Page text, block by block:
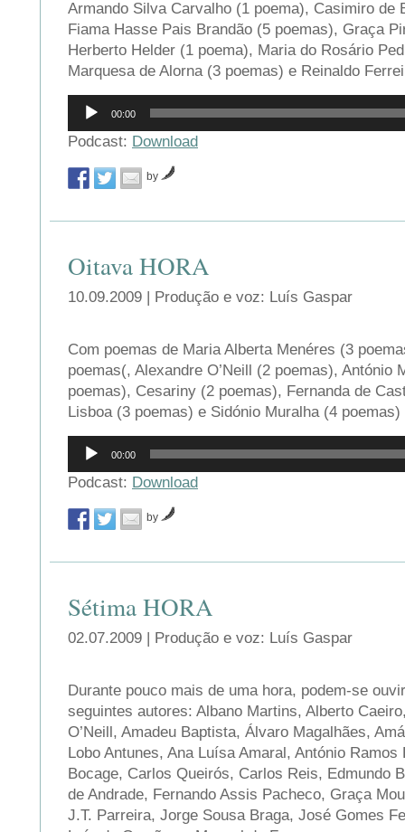
Armando Silva Carvalho (1 poema), Casimiro de
Fiama Hasse Pais Brandão (5 poemas), Graça
Herberto Helder (1 poema), Maria do Rosário
Marquesa de Alorna (3 poemas) e Reinaldo
Reprodutor
áudio
00:00
Podcast: Download
by
Oitava HORA
10.09.2009 | Produção e voz: Luís Gaspar
Com poemas de Maria Alberta Menéres (3
poemas(, Alexandre O’Neill (2 poemas), António
poemas), Cesariny (2 poemas), Fernanda de
Lisboa (3 poemas) e Sidónio Muralha (4 poemas)
Reprodutor
áudio
00:00
Podcast: Download
by
Sétima HORA
02.07.2009 | Produção e voz: Luís Gaspar
Durante pouco mais de uma hora, podem-se
seguintes autores: Albano Martins, Alberto
O’Neill, Amadeu Baptista, Álvaro Magalhães,
Lobo Antunes, Ana Luísa Amaral, António Ramos
Bocage, Carlos Queirós, Carlos Reis, Edmundo
de Andrade, Fernando Assis Pacheco, Graça
J.T. Parreira, Jorge Sousa Braga, José Gomes